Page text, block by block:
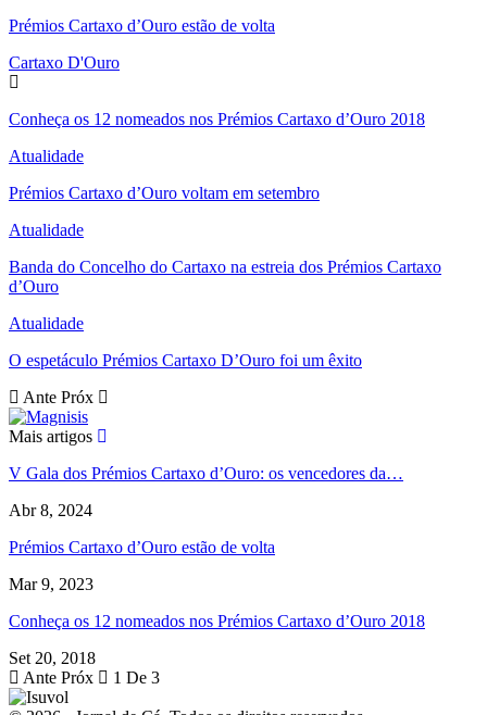
Prémios Cartaxo d’Ouro estão de volta
Cartaxo D'Ouro
Conheça os 12 nomeados nos Prémios Cartaxo d’Ouro 2018
Atualidade
Prémios Cartaxo d’Ouro voltam em setembro
Atualidade
Banda do Concelho do Cartaxo na estreia dos Prémios Cartaxo
d’Ouro
Atualidade
O espetáculo Prémios Cartaxo D’Ouro foi um êxito
Ante Próx
Mais artigos
V Gala dos Prémios Cartaxo d’Ouro: os vencedores da…
Abr 8, 2024
Prémios Cartaxo d’Ouro estão de volta
Mar 9, 2023
Conheça os 12 nomeados nos Prémios Cartaxo d’Ouro 2018
Set 20, 2018
Ante Próx 1 De 3